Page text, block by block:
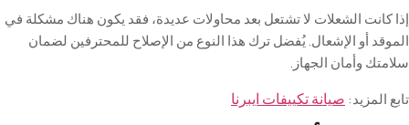
إذا كانت الشعلات لا تشتعل بعد محاولات عديدة، فقد يكون هناك مشكلة في
الموقد أو الإشعال. يُفضل ترك هذا النوع من الإصلاح للمحترفين لضمان
سلامتك وأمان الجهاز .
تابع المزيد: صيانة تكييفات ايبرنا